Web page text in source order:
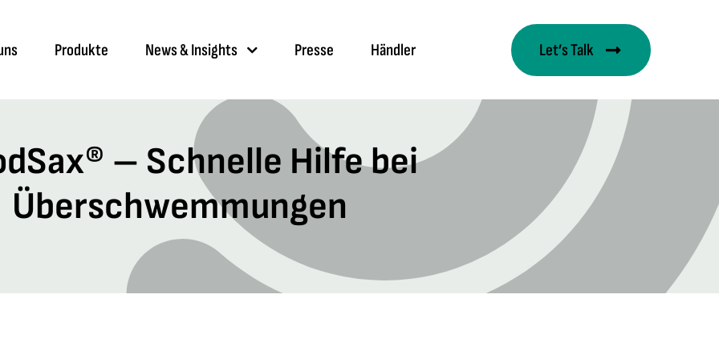
Produkte News & Insights Presse Händler Let’s Talk
– Schnelle Hilfe bei
Überschwemmungen